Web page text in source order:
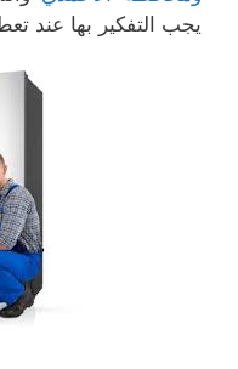
يجب التفكير بها عند